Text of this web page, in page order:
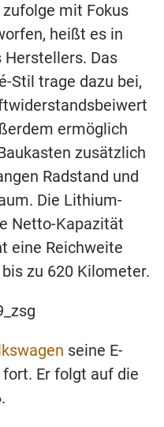
mit Fokus
heißt es in
Herstellers. Das
Stil trage dazu bei,
ermöglich
zusätzlich
Radstand und
Die Lithium-
Netto-Kapazität
eine Reichweite
zu 620 Kilometer.
seine E-
Er folgt auf die